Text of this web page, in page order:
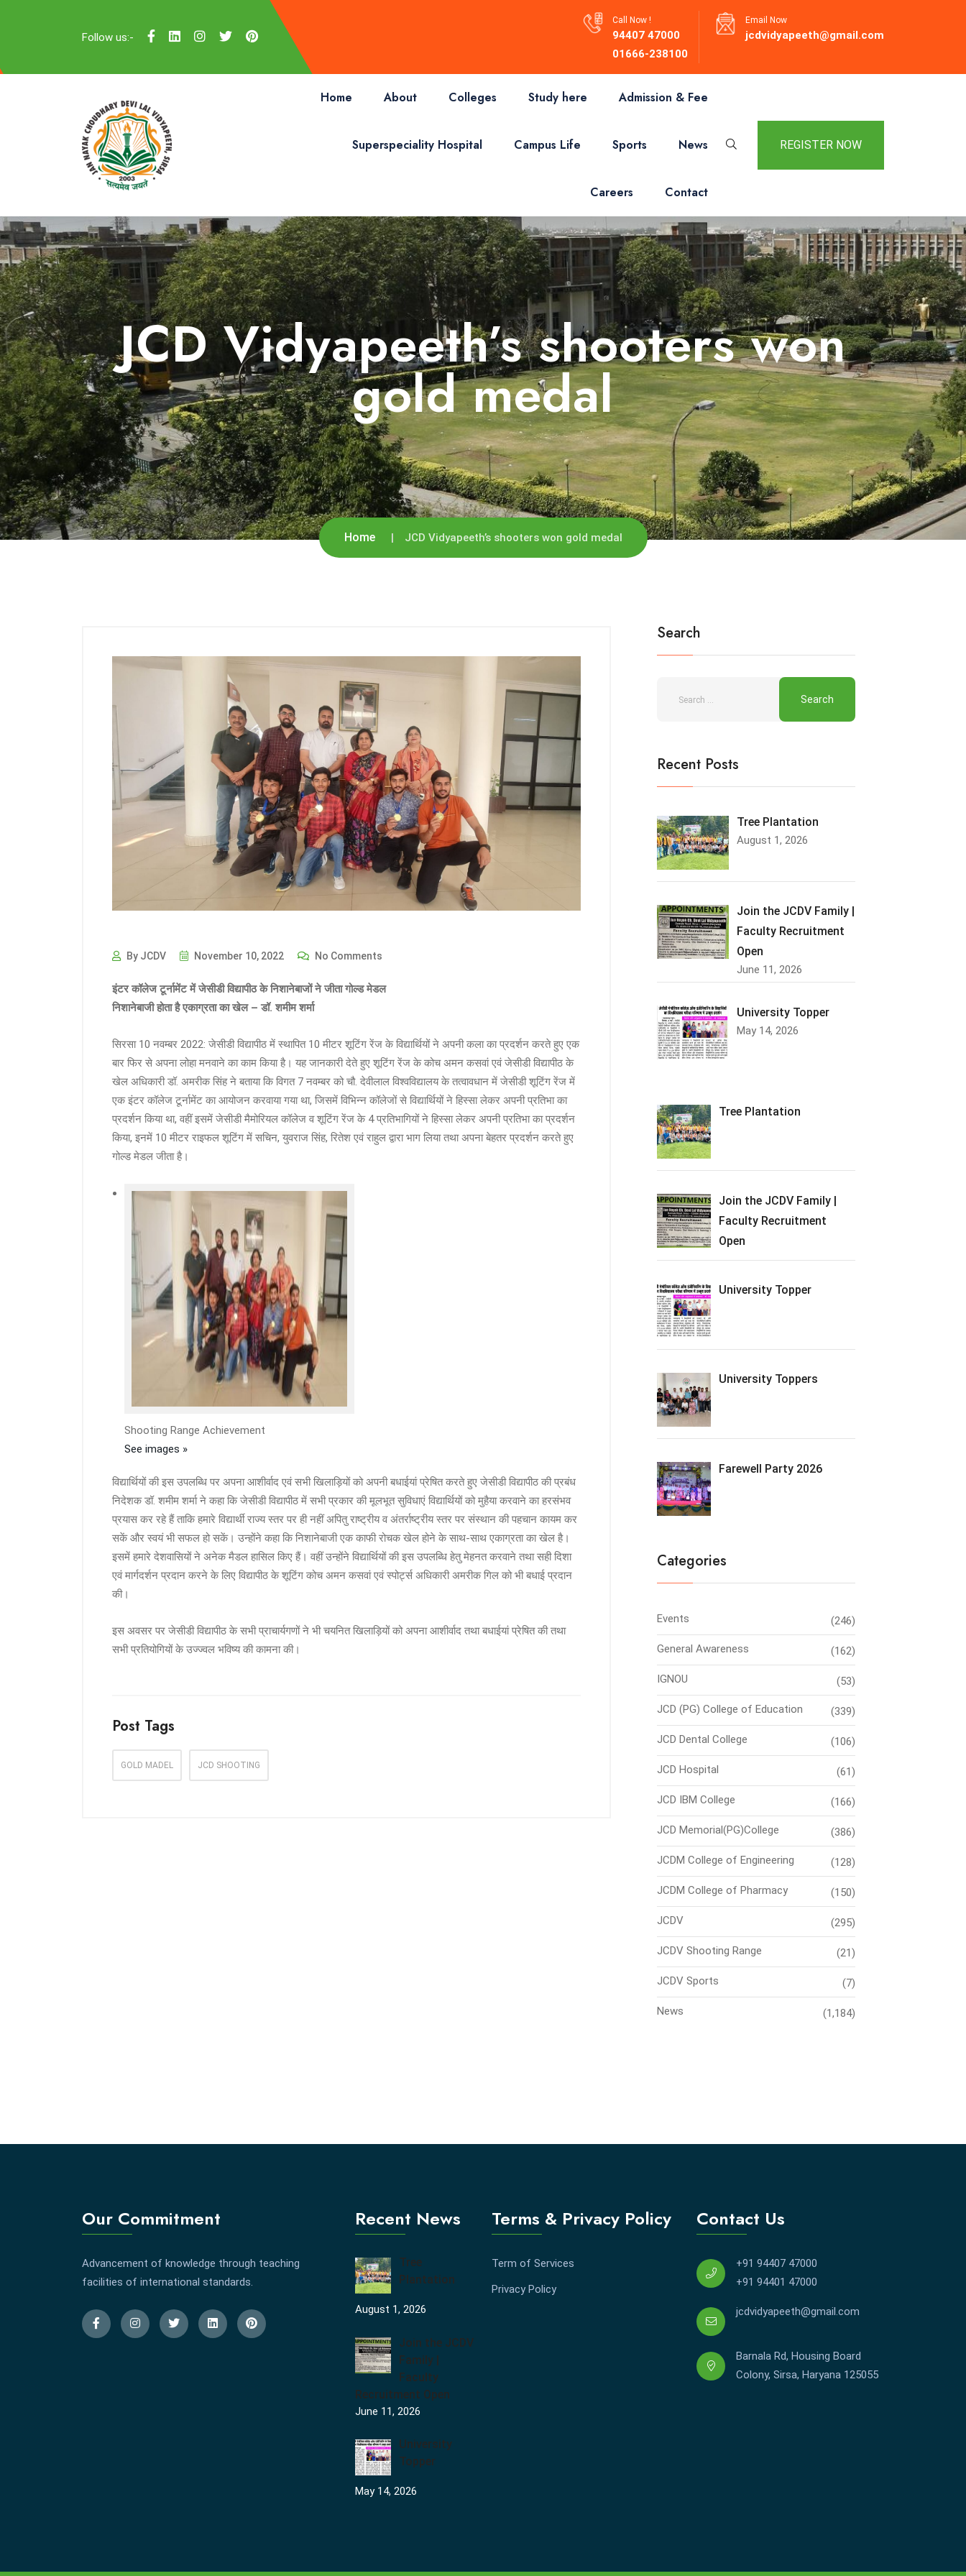
Follow us:-
Call Now !
94407 47000
01666-238100
Email Now
jcdvidyapeeth@gmail.com
Home About Colleges Study here Admission & Fee
Superspeciality Hospital Campus Life Sports News
Careers Contact
REGISTER NOW
JCD Vidyapeeth’s shooters won
gold medal
Home JCD Vidyapeeth’s shooters won gold medal
By JCDV November 10, 2022 No Comments
इंटर कॉलेज टूर्नामेंट में जेसीडी विद्यापीठ के निशानेबाजों ने जीता गोल्ड मेडल
निशानेबाजी होता है एकाग्रता का खेल – डॉ. शमीम शर्मा
सिरसा 10 नवम्बर 2022: जेसीडी विद्यापीठ में स्थापित 10 मीटर शूटिंग रेंज के विद्यार्थियों ने अपनी कला का प्रदर्शन करते हुए एक
बार फिर से अपना लोहा मनवाने का काम किया है। यह जानकारी देते हुए शूटिंग रेंज के कोच अमन कसवां एवं जेसीडी विद्यापीठ के
खेल अधिकारी डॉ. अमरीक सिंह ने बताया कि विगत 7 नवम्बर को चौ. देवीलाल विश्वविद्यालय के तत्वावधान में जेसीडी शूटिंग रेंज में
एक इंटर कॉलेज टूर्नामेंट का आयोजन करवाया गया था, जिसमें विभिन्न कॉलेजों से विद्यार्थियों ने हिस्सा लेकर अपनी प्रतिभा का
प्रदर्शन किया था, वहीं इसमें जेसीडी मैमोरियल कॉलेज व शूटिंग रेंज के 4 प्रतिभागियों ने हिस्सा लेकर अपनी प्रतिभा का प्रदर्शन
किया, इनमें 10 मीटर राइफल शूटिंग में सचिन, युवराज सिंह, रितेश एवं राहुल द्वारा भाग लिया तथा अपना बेहतर प्रदर्शन करते हुए
गोल्ड मेडल जीता है।
Shooting Range Achievement
See images »
विद्यार्थियों की इस उपलब्धि पर अपना आशीर्वाद एवं सभी खिलाड़ियों को अपनी बधाईयां प्रेषित करते हुए जेसीडी विद्यापीठ की प्रबंध
निदेशक डॉ. शमीम शर्मा ने कहा कि जेसीडी विद्यापीठ में सभी प्रकार की मूलभूत सुविधाएं विद्यार्थियों को मुहैया करवाने का हरसंभव
प्रयास कर रहे हैं ताकि हमारे विद्यार्थी राज्य स्तर पर ही नहीं अपितु राष्ट्रीय व अंतर्राष्ट्रीय स्तर पर संस्थान की पहचान कायम कर
सकें और स्वयं भी सफल हो सकें। उन्होंने कहा कि निशानेबाजी एक काफी रोचक खेल होने के साथ-साथ एकाग्रता का खेल है।
इसमें हमारे देशवासियों ने अनेक मैडल हासिल किए हैं। वहीं उन्होंने विद्यार्थियों की इस उपलब्धि हेतु मेहनत करवाने तथा सही दिशा
एवं मार्गदर्शन प्रदान करने के लिए विद्यापीठ के शूटिंग कोच अमन कसवां एवं स्पोर्ट्स अधिकारी अमरीक गिल को भी बधाई प्रदान
की।
इस अवसर पर जेसीडी विद्यापीठ के सभी प्राचार्यगणों ने भी चयनित खिलाड़ियों को अपना आशीर्वाद तथा बधाईयां प्रेषित की तथा
सभी प्रतियोगियों के उज्ज्वल भविष्य की कामना की।
Post Tags
GOLD MADEL JCD SHOOTING
Search
Recent Posts
Tree Plantation
August 1, 2026
Join the JCDV Family |
Faculty Recruitment
Open
June 11, 2026
University Topper
May 14, 2026
Tree Plantation
Join the JCDV Family |
Faculty Recruitment
Open
University Topper
University Toppers
Farewell Party 2026
Categories
Events (246)
General Awareness (162)
IGNOU (53)
JCD (PG) College of Education (339)
JCD Dental College (106)
JCD Hospital (61)
JCD IBM College (166)
JCD Memorial(PG)College (386)
JCDM College of Engineering (128)
JCDM College of Pharmacy (150)
JCDV (295)
JCDV Shooting Range (21)
JCDV Sports (7)
News (1,184)
Our Commitment
Advancement of knowledge through teaching
facilities of international standards.
Recent News
Tree
Plantation
August 1, 2026
Join the JCDV
Family |
Faculty
Recruitment Open
June 11, 2026
University
Topper
May 14, 2026
Terms & Privacy Policy
Term of Services
Privacy Policy
Contact Us
+91 94407 47000
+91 94401 47000
jcdvidyapeeth@gmail.com
Barnala Rd, Housing Board
Colony, Sirsa, Haryana 125055